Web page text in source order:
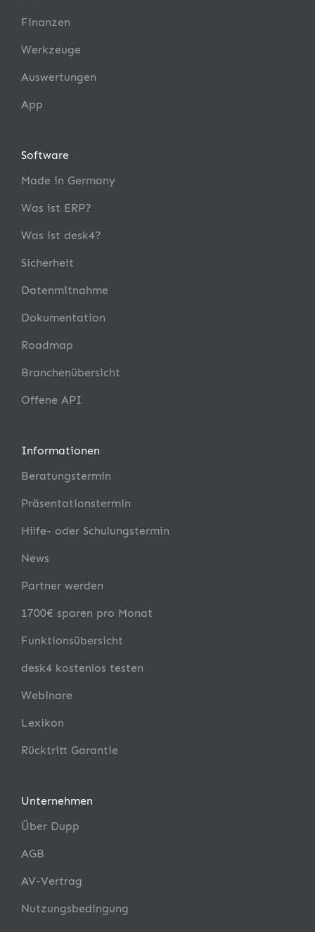
Finanzen
Werkzeuge
Auswertungen
App
Software
Made in Germany
Was ist ERP?
Was ist desk4?
Sicherheit
Datenmitnahme
Dokumentation
Roadmap
Branchenübersicht
Offene API
Informationen
Beratungstermin
Präsentationstermin
Hilfe- oder Schulungstermin
News
Partner werden
1700€ sparen pro Monat
Funktionsübersicht
desk4 kostenlos testen
Webinare
Lexikon
Rücktritt Garantie
Unternehmen
Über Dupp
AGB
AV-Vertrag
Nutzungsbedingung